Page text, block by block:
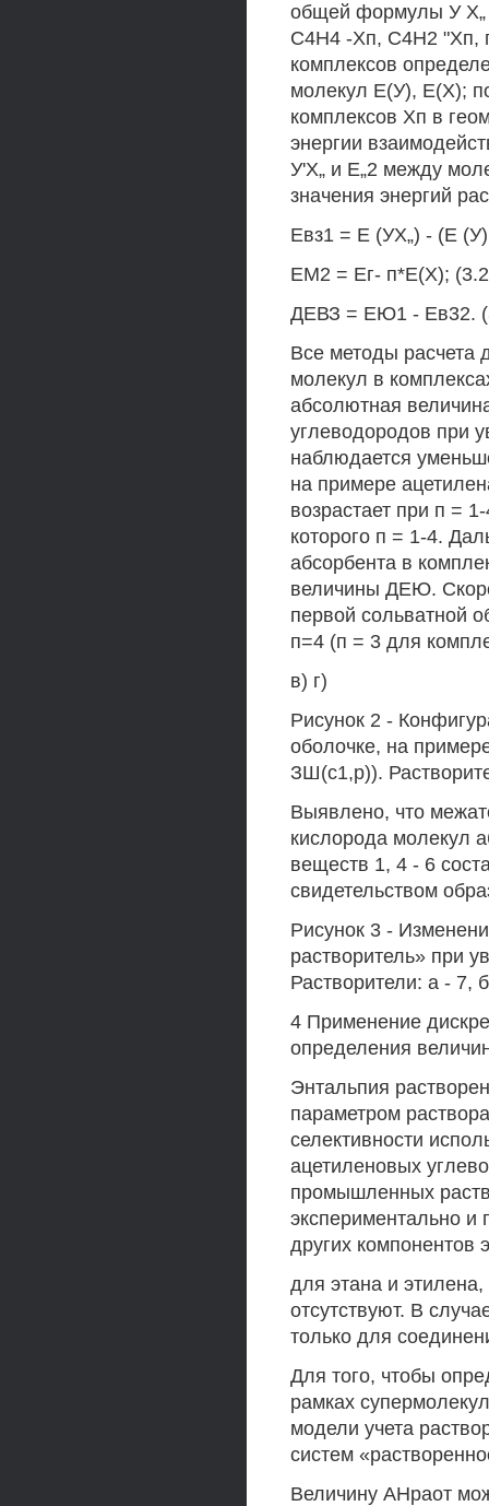
общей формулы У
С4Н4 -Хп, С4Н2 "Хп,
комплексов
молекул Е(У), Е(Х);
комплексов Хп в
энергии
У'Х„ и Е„2 между
значения энергий
Евз1 = Е (УХ„) - (Е
ЕМ2 = Ег- п*Е(Х);
ДЕВЗ = ЕЮ1 - Ев32.
Все методы расчета
молекул в
абсолютная
углеводородов при
наблюдается
на примере
возрастает при п =
которого п = 1-4.
абсорбента в
величины ДЕЮ.
первой сольватной
п=4 (п = 3 для
в) г)
Рисунок 2 -
оболочке, на
ЗШ(с1,р)).
Выявлено, что
кислорода молекул
веществ 1, 4 - 6
свидетельством
Рисунок 3 -
растворитель» при
Растворители: а - 7,
4 Применение
определения
Энтальпия
параметром
селективности
ацетиленовых
промышленных
экспериментально
других компонентов
для этана и
отсутствуют. В
только для
Для того, чтобы
рамках
модели учета
систем
Величину АНраот